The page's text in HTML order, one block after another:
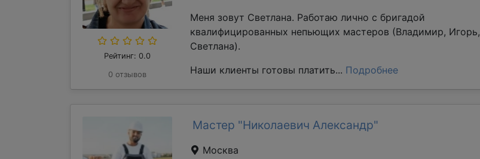
Рейтинг: 0.0
0 отзывов
Меня зовут Светлана. Работаю лично с бригадой
квалифицированных непьющих мастеров (Владимир, Игорь,
Светлана).
Наши клиенты готовы платить... Подробнее
Мастер "Николаевич Александр"
Москва